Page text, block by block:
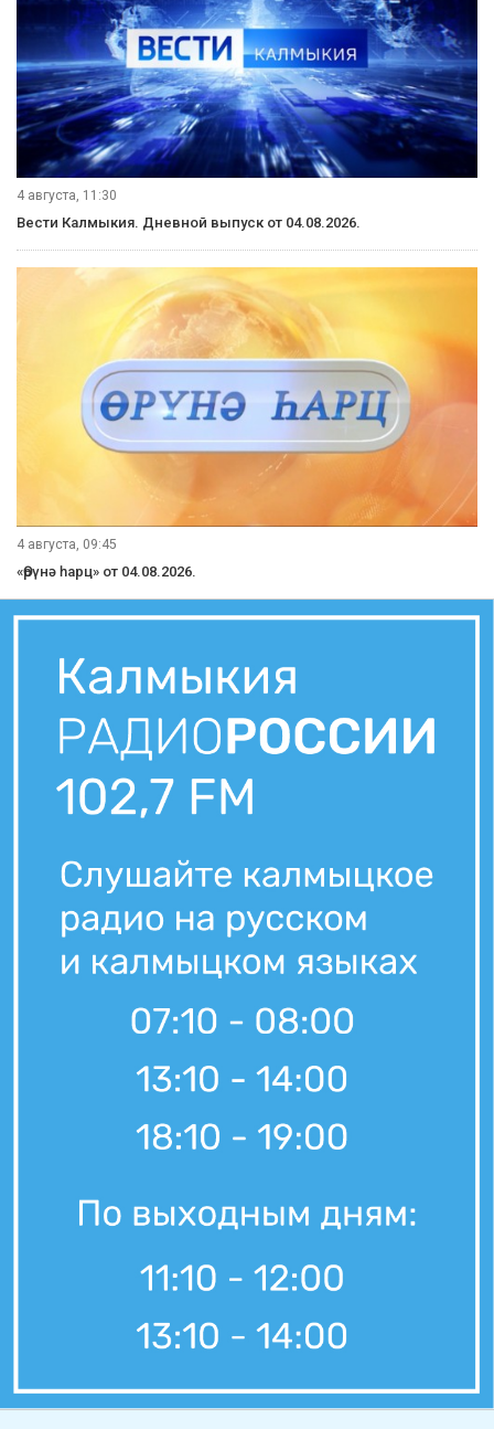
4 августа, 11:30
Вести Калмыкия. Дневной выпуск от 04.08.2026.
4 августа, 09:45
«Өрүнә һарц» от 04.08.2026.